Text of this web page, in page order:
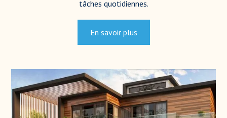
tâches quotidiennes.
En savoir plus